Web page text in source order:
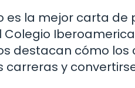
es la mejor carta de
destacan cómo los
y